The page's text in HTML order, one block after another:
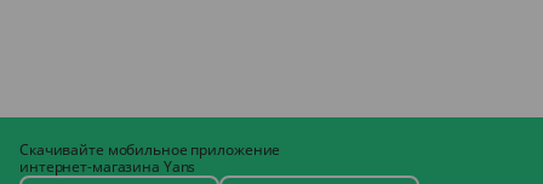
Скачивайте мобильное приложение
интернет-магазина Yans